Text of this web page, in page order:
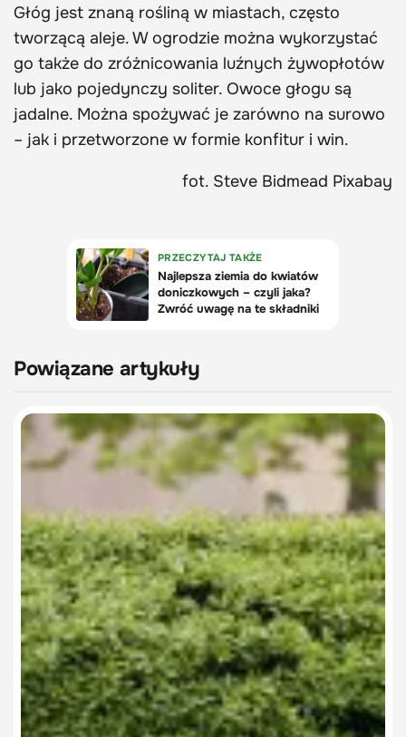
Głóg jest znaną rośliną w miastach, często
tworzącą aleje. W ogrodzie można wykorzystać
go także do zróżnicowania luźnych żywopłotów
lub jako pojedynczy soliter. Owoce głogu są
jadalne. Można spożywać je zarówno na surowo
– jak i przetworzone w formie konfitur i win.
fot. Steve Bidmead Pixabay
Powiązane artykuły